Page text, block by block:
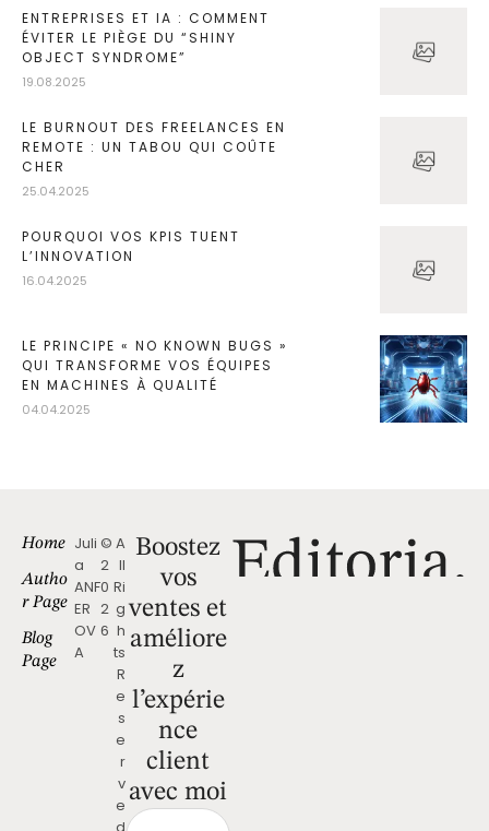
ENTREPRISES ET IA : COMMENT
ÉVITER LE PIÈGE DU “SHINY
OBJECT SYNDROME”
19.08.2025
LE BURNOUT DES FREELANCES EN
REMOTE : UN TABOU QUI COÛTE
CHER
25.04.2025
POURQUOI VOS KPIS TUENT
L’INNOVATION
16.04.2025
LE PRINCIPE « NO KNOWN BUGS »
QUI TRANSFORME VOS ÉQUIPES
EN MACHINES À QUALITÉ
04.04.2025
Home
Autho
r Page
Blog
Page
Boostez
vos
ventes et
améliore
z
l’expérie
nce
client
avec moi
Juli
a
ANF
ER
OV
A
©
2
0
2
6
A
ll
Ri
g
h
ts
R
e
s
e
r
v
e